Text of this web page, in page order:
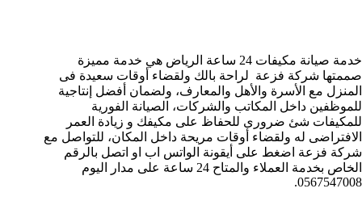
خدمة صيانة مكيفات 24 ساعة الرياض هي خدمة مميزة
صممتها شركة فزعة لراحة بالك ولقضاء أوقات سعيدة فى
المنزل مع الأسرة والأهل والمعارف، ولضمان أفضل إنتاجية
للموظفين داخل المكاتب والشركات، الصيانة الفورية
للمكيفات شئ ضرورى للحفاظ على مكيفك و زيادة العمر
الافتراضى له ولقضاء أوقات مريحة داخل المكان، للتواصل مع
شركة فزعة اضغط على أيقونة الواتس اب او اتصل بالرقم
الخاص بخدمة العملاء والمتاح 24 ساعة على مدار اليوم
0567547008.